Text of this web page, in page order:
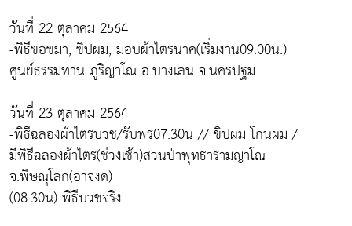
วันที่ 22 ตุลาคม 2564
-พิธีขอขมา, ขิปผม, มอบผ้าไตรนาค(เริ่มงาน09.00น.)
ศูนย์ธรรมทาน ภูริญาโณ อ.บางเลน จ.นครปฐม
วันที่ 23 ตุลาคม 2564
-พิธีฉลองผ้าไตรบวช/รับพร07.30น // ขิปผม โกนผม /
มีพิธีฉลองผ้าไตร(ช่วงเช้า)สวนป่าพุทธารามญาโณ
จ.พิษณุโลก(อาจงด)
(08.30น) พิธีบวชจริง